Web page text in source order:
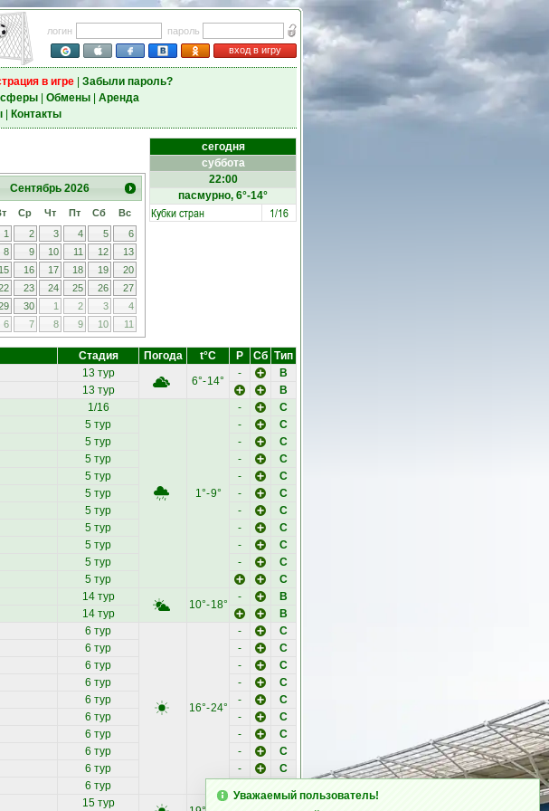
логин
пароль
вход в игру
в игре| Забыли пароль?
| Обмены| Аренда
| Контакты
сегодня
суббота
22:00
пасмурно, 6°-14°
Кубки стран 1/16
Сентябрь 2026
Ср Чт Пт Сб
Вс
1 2 3 4 5
6
8 9 10 11 12
13
15 16 17 18 19
20
23 24 25 26
27
30 1 2 3
4
6 7 8 9 10 11
Стадия Погода t°C Р Сб Тип
13 тур
6°-14°
-
B
13 тур B
1/16
1°-9°
-
C
5 тур -
C
5 тур -
C
5 тур -
C
5 тур -
C
5 тур -
C
5 тур -
C
5 тур -
C
5 тур -
C
5 тур -
C
5 тур
C
14 тур
10°-18°
-
B
14 тур B
6 тур
16°-24°
-
C
6 тур -
C
6 тур -
C
6 тур -
C
6 тур -
C
6 тур -
C
6 тур -
C
6 тур -
C
6 тур -
C
6 тур
15 тур - - B
Уважаемый пользователь!